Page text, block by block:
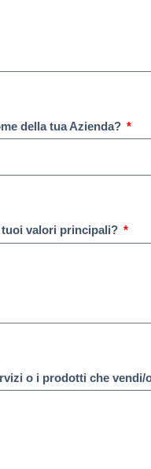
della tua Azienda?
valori principali?
o i prodotti che vendi/